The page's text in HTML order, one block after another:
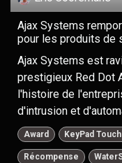
Ajax Systems
pour les produits de
Ajax Systems est
prestigieux Red Dot
l'histoire de
d'intrusion et
Award KeyPad
Récompense